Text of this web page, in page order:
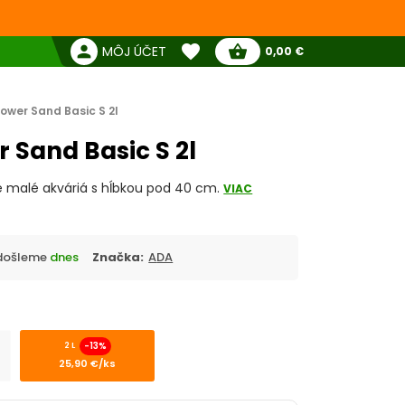
person MÔJ ÚČET favorite
Obľúbené produkty
shopping_basket
Pokladňa
0,00 €
Sand Basic S 2l
Sand Basic S 2l
malé akváriá s hĺbkou pod 40 cm.VIAC
dnes Značka: ADA
2 L -13%
25,90 €/ks